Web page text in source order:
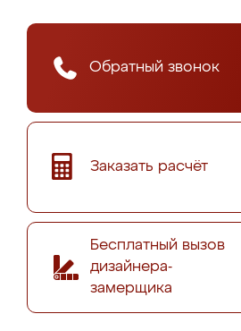
Обратный звонок
Заказать расчёт
Бесплатный вызов
дизайнера-
замерщика